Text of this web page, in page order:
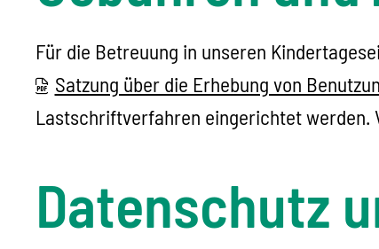
Für die Betreuung in unseren
Satzung über die Erhebung von
Lastschriftverfahren eingerichtet werden.
Datenschutz